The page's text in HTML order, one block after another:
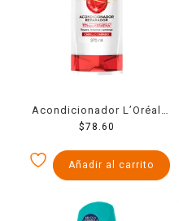
Acondicionador L’Oréal
Elvive reparación total 5
$78.60
Añadir al carrito